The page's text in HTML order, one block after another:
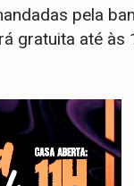
pela
gratuita até às